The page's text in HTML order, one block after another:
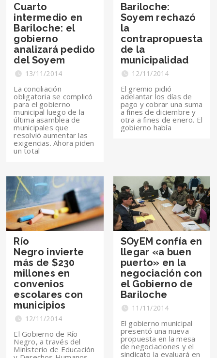
Cuarto
intermedio en
Bariloche: el
gobierno
analizará pedido
del Soyem
13/11/2014
La conciliación
obligatoria se complicó
para el gobierno
municipal luego de la
última asamblea de
municipales que
resolvió aumentar las
exigencias. Ahora piden
un total
Bariloche:
Soyem rechazó
la
contrapropuesta
de la
municipalidad
12/11/2014
El gremio pidió
adelantar los días de
pago y cobrar una suma
a fines de diciembre y
otra a fines de enero. El
gobierno había
Río
Negro invierte
más de $230
millones en
convenios
escolares con
municipios
12/11/2014
El Gobierno de Río
Negro, a través del
Ministerio de Educación
SOyEM confía en
llegar «a buen
puerto» en la
negociación con
el Gobierno de
Bariloche
11/11/2014
El gobierno municipal
presentó una nueva
propuesta en la mesa
de negociaciones y el
sindicato la evaluará en